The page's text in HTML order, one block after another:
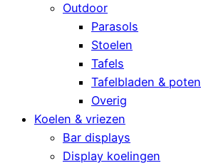
Outdoor
Parasols
Stoelen
Tafels
Tafelbladen & poten
Overig
Koelen & vriezen
Bar displays
Display koelingen